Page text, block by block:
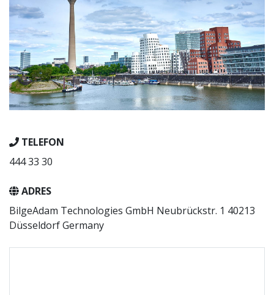
TELEFON
444 33 30
ADRES
BilgeAdam Technologies GmbH Neubrückstr. 1 40213
Düsseldorf Germany​​